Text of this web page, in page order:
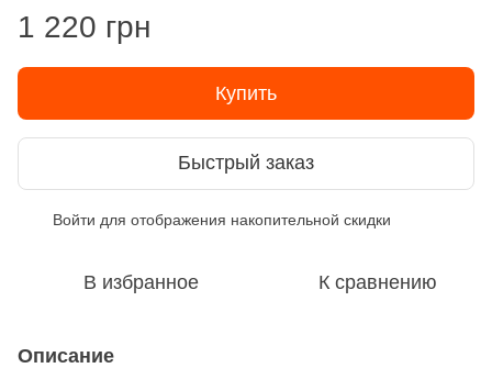
1 220 грн
Купить
Быстрый заказ
Войти для отображения накопительной скидки
В избранное К сравнению
Описание